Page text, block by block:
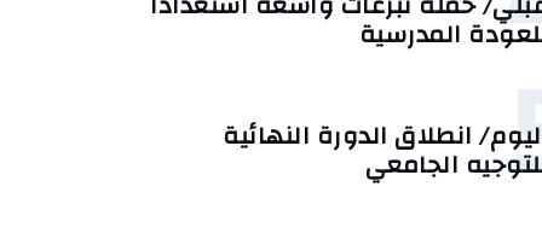
المدرسية
انطلاق الدورة النهائية
الجامعي